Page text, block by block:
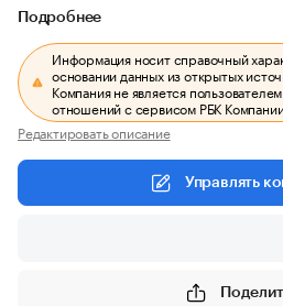
Подробнее
Информация носит справочный
основании данных из открытых
Компания не является
отношений с сервисом РБК
Редактировать описание
Управлять